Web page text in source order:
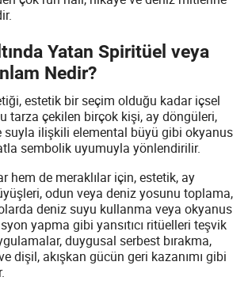
Yatan Spiritüel veya
Nedir?
estetik bir seçim olduğu kadar içsel
tarza çekilen birçok kişi, ay döngüleri,
suyla ilişkili elemental büyü gibi okyanus
sembolik uyumuyla yönlendirilir.
hem de meraklılar için, estetik, ay
odun veya deniz yosunu toplama,
deniz suyu kullanma veya okyanus
yapma gibi yansıtıcı ritüelleri teşvik
duygusal serbest bırakma,
dişil, akışkan gücün geri kazanımı gibi